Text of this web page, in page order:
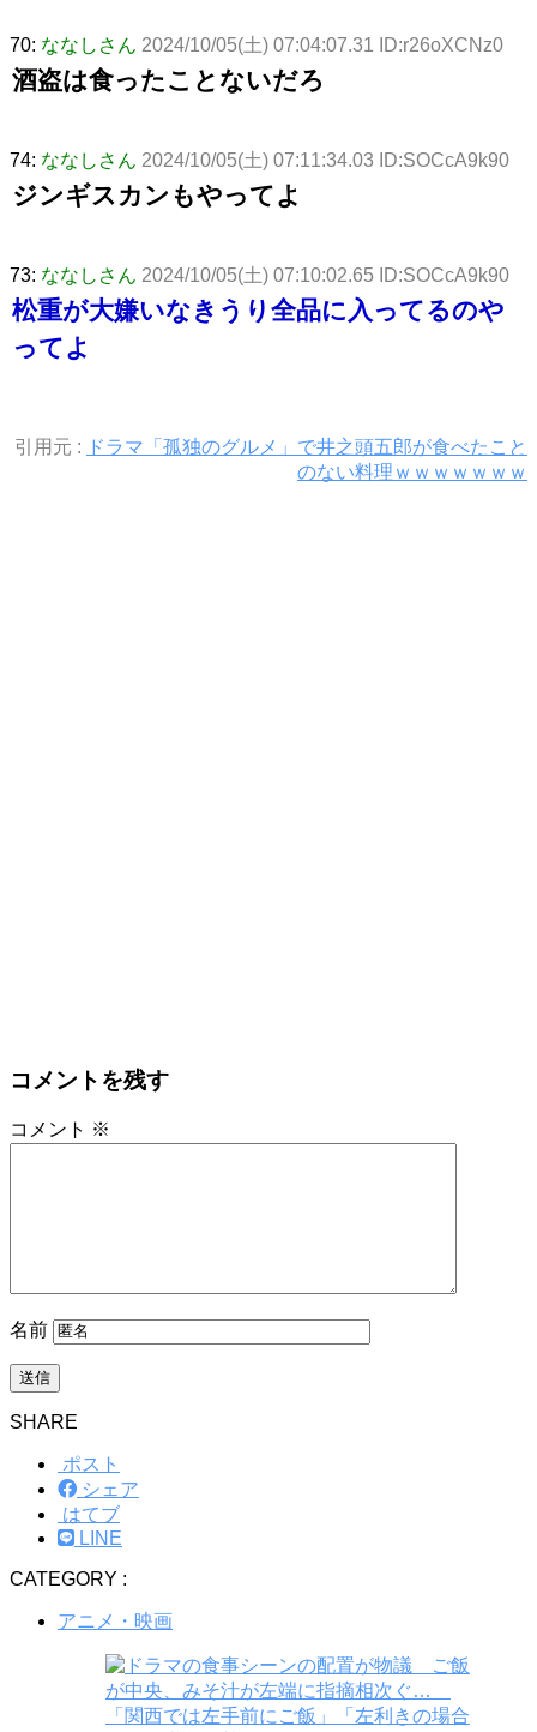
70: ななしさん 2024/10/05(土) 07:04:07.31 ID:r26oXCNz0
酒盗は食ったことないだろ
74: ななしさん 2024/10/05(土) 07:11:34.03 ID:SOCcA9k90
ジンギスカンもやってよ
73: ななしさん 2024/10/05(土) 07:10:02.65 ID:SOCcA9k90
松重が大嫌いなきうり全品に入ってるのや
ってよ
引用元 : ドラマ「孤独のグルメ」で井之頭五郎が食べたこと
のない料理ｗｗｗｗｗｗｗ
コメントを残す
コメント ※
名前
SHARE
ポスト
シェア
はてブ
LINE
CATEGORY :
アニメ・映画